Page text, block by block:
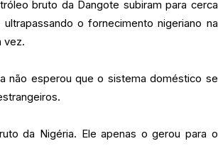
bruto da Dangote subiram para cerca
o fornecimento nigeriano na
vez.
não esperou que o sistema doméstico se
da Nigéria. Ele apenas o gerou para o